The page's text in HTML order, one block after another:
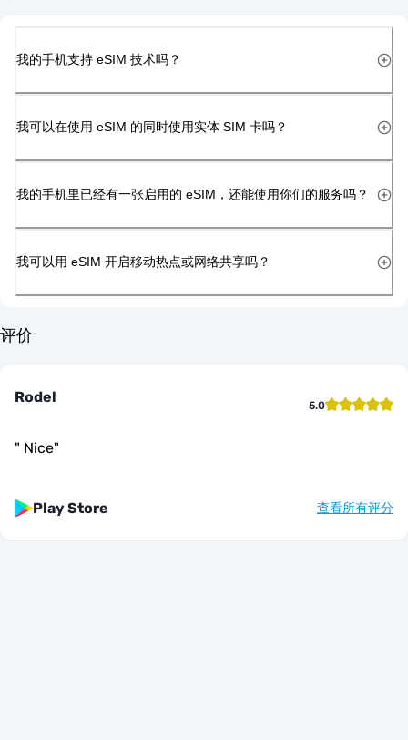
我的手机支持 eSIM 技术吗？
我可以在使用 eSIM 的同时使用实体 SIM 卡吗？
我的手机里已经有一张启用的 eSIM，还能使用你们的服务吗？
我可以用 eSIM 开启移动热点或网络共享吗？
评价
Rodel 5.0
" Nice"
Play Store 查看所有评分